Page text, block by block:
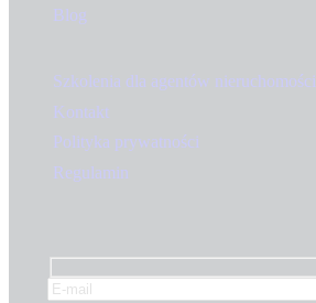
Blog
Szkolenia dla agentów nieruchomości
Kontakt
Polityka prywatności
Regulamin